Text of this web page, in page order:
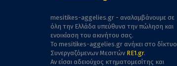
mesitikes-aggelies.gr - αναλαμβάνουμε σε
όλη την Ελλάδα υπεύθυνα την πώληση και
ενοικίαση του ακινήτου σας.
To mesitikes-aggelies.gr ανήκει στο δίκτυο
Συνεργαζόμενων Μεσιτών RE1.gr.
Αν είσαι αδειούχος κτηματομεσίτης και